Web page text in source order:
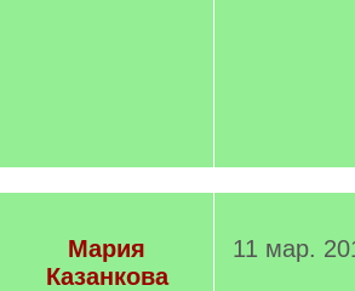
Мария
Казанкова
11 мар.